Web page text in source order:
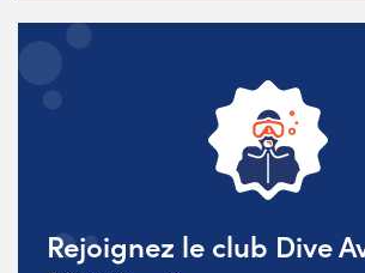
Rejoignez le club Dive